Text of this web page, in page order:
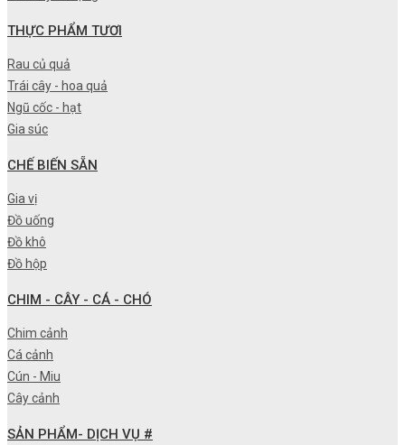
THỰC PHẨM TƯƠI
Rau củ quả
Trái cây - hoa quả
Ngũ cốc - hạt
Gia súc
CHẾ BIẾN SẴN
Gia vị
Đồ uống
Đồ khô
Đồ hộp
CHIM - CÂY - CÁ - CHÓ
Chim cảnh
Cá cảnh
Cún - Miu
Cây cảnh
SẢN PHẨM- DỊCH VỤ #